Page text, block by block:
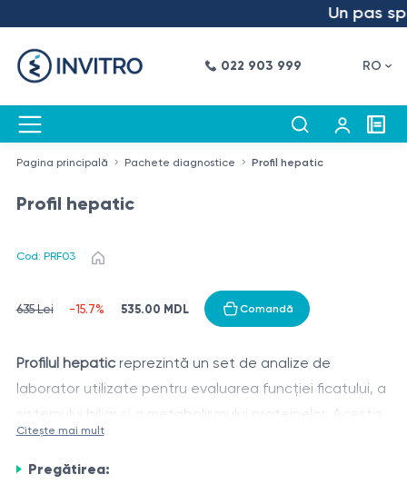
Un pas
022 903 999 RO
Pagina principală Pachete diagnostice Profil hepatic
Profil hepatic
Cod: PRF03
635 Lei -15.7% 535.00 MDL Comandă
Profilul hepaticreprezintă un set de analize de
laborator utilizate pentru evaluarea funcției ficatului, a
sistemului biliar și a metabolismului proteinelor. Acesta
permite identificarea leziunilor hepatocelulare, a
proceselor inflamatorii, a tulburărilor de drenaj biliar și
Citește mai mult
Pregătirea: